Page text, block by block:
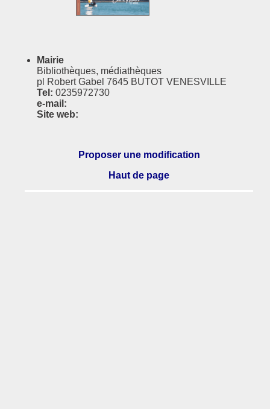
Mairie
Bibliothèques, médiathèques
pl Robert Gabel 7645 BUTOT VENESVILLE
Tel: 0235972730
e-mail:
Site web:
Proposer une modification
Haut de page